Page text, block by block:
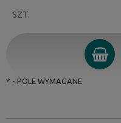
SZT.
* - POLE WYMAGANE